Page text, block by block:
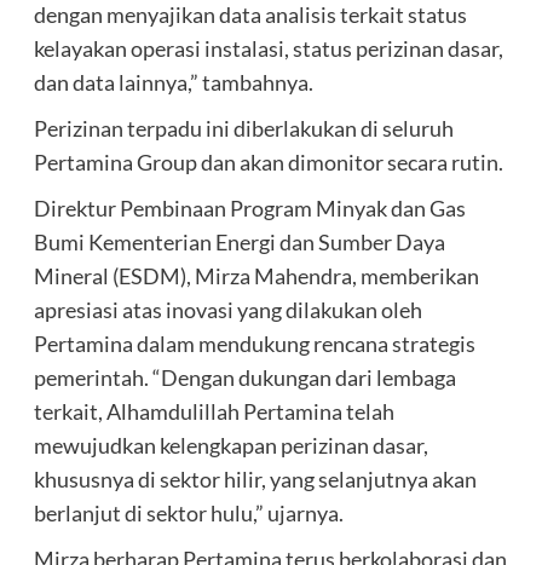
dengan menyajikan data analisis terkait status
kelayakan operasi instalasi, status perizinan dasar,
dan data lainnya,” tambahnya.
Perizinan terpadu ini diberlakukan di seluruh
Pertamina Group dan akan dimonitor secara rutin.
Direktur Pembinaan Program Minyak dan Gas
Bumi Kementerian Energi dan Sumber Daya
Mineral (ESDM), Mirza Mahendra, memberikan
apresiasi atas inovasi yang dilakukan oleh
Pertamina dalam mendukung rencana strategis
pemerintah. “Dengan dukungan dari lembaga
terkait, Alhamdulillah Pertamina telah
mewujudkan kelengkapan perizinan dasar,
khususnya di sektor hilir, yang selanjutnya akan
berlanjut di sektor hulu,” ujarnya.
Mirza berharap Pertamina terus berkolaborasi dan